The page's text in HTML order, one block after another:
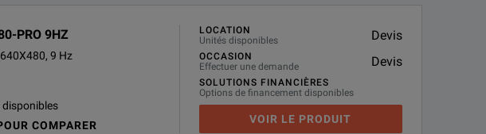
PRO 9HZ
9 Hz
COMPARER
LOCATION
Unités disponibles
Devis
OCCASION
Effectuer une demande
Devis
SOLUTIONS FINANCIÈRES
Options de financement disponibles
VOIR LE PRODUIT